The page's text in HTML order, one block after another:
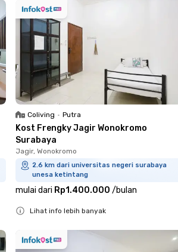
Coliving • Putra
Kost Frengky Jagir Wonokromo
Surabaya
Jagir, Wonokromo
2.6 km dari universitas negeri surabaya
unesa ketintang
mulai dari Rp1.400.000 /bulan
Lihat info lebih banyak